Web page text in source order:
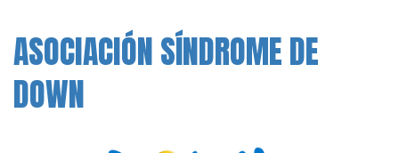
ASOCIACIÓN SÍNDROME DE
DOWN